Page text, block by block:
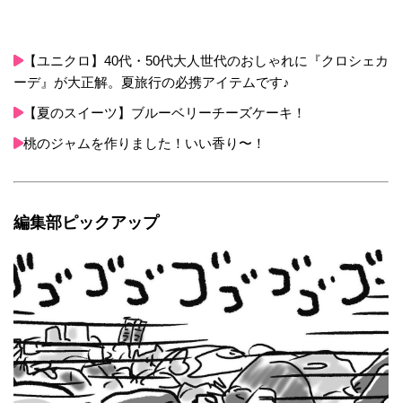
【ユニクロ】40代・50代大人世代のおしゃれに『クロシェカ
ーデ』が大正解。夏旅行の必携アイテムです♪
【夏のスイーツ】ブルーベリーチーズケーキ！
桃のジャムを作りました！いい香り〜！
編集部ピックアップ